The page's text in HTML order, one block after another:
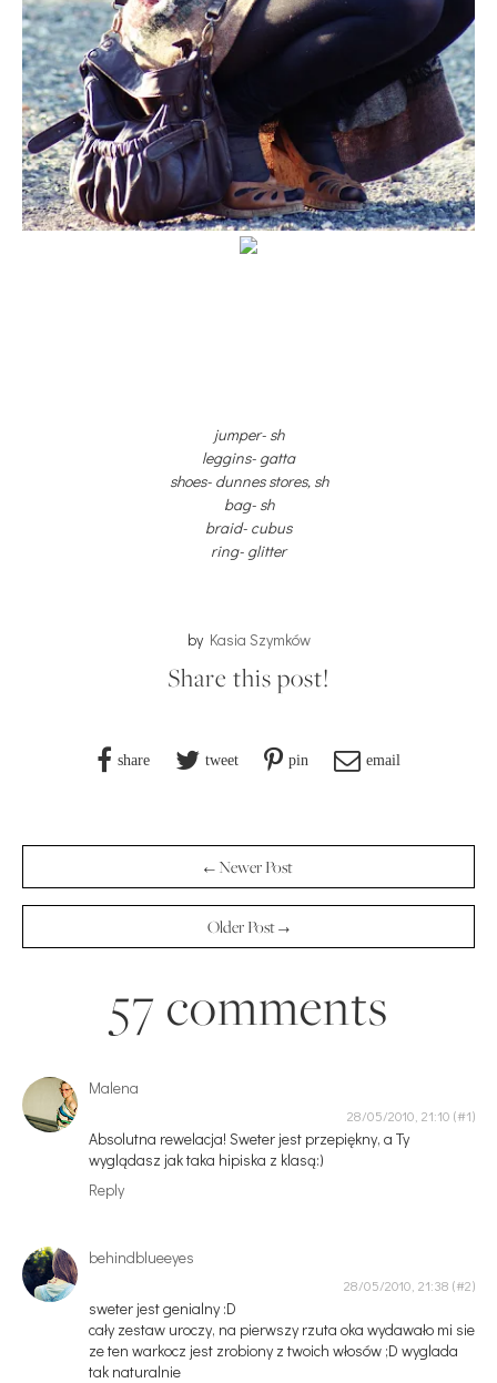
jumper- sh
leggins- gatta
shoes- dunnes stores, sh
bag- sh
braid- cubus
ring- glitter
by Kasia Szymków
Share this post!
share tweet pin email
← Newer Post
Older Post →
57 comments
Malena
28/05/2010, 21:10
Absolutna rewelacja! Sweter jest przepiękny, a Ty
wyglądasz jak taka hipiska z klasą:)
Reply
behindblueeyes
28/05/2010, 21:38
sweter jest genialny :D
cały zestaw uroczy, na pierwszy rzuta oka wydawało mi sie
ze ten warkocz jest zrobiony z twoich włosów ;D wyglada
tak naturalnie